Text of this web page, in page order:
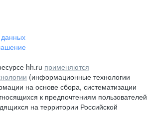
hh.ru применяются
(информационные технологии
на основе сбора, систематизации
к предпочтениям пользователей
на территории Российской